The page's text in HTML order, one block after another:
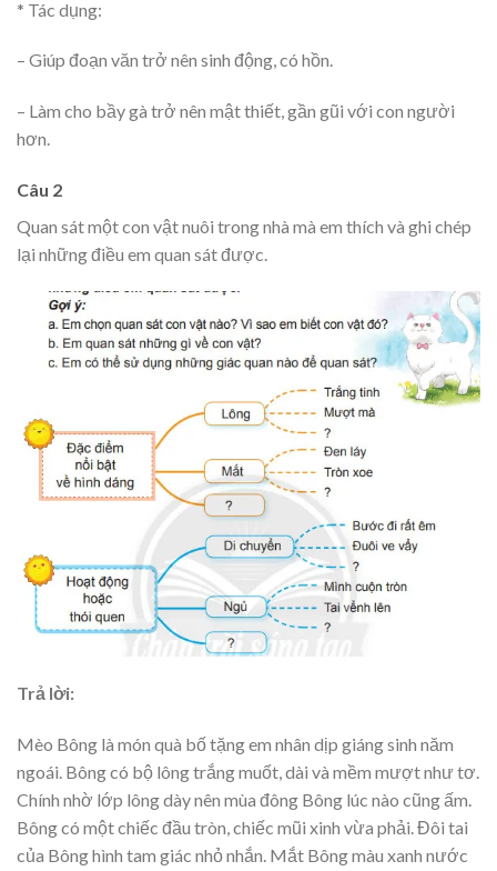
* Tác dụng:
– Giúp đoạn văn trở nên sinh động, có hồn.
– Làm cho bầy gà trở nên mật thiết, gần gũi với con người
hơn.
Câu 2
Quan sát một con vật nuôi trong nhà mà em thích và ghi chép
lại những điều em quan sát được.
Trả lời:
Mèo Bông là món quà bố tặng em nhân dịp giáng sinh năm
ngoái. Bông có bộ lông trắng muốt, dài và mềm mượt như tơ.
Chính nhờ lớp lông dày nên mùa đông Bông lúc nào cũng ấm.
Bông có một chiếc đầu tròn, chiếc mũi xinh vừa phải. Đôi tai
của Bông hình tam giác nhỏ nhắn. Mắt Bông màu xanh nước